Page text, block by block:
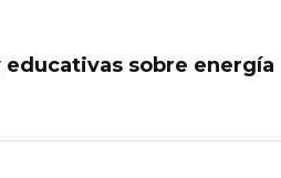
educativas sobre energía